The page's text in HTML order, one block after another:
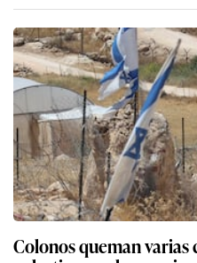
Colonos queman varias